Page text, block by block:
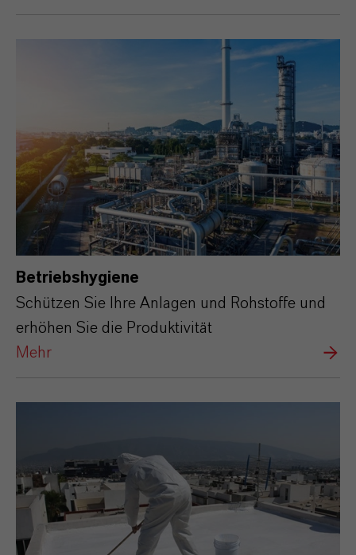
Betriebshygiene
Schützen Sie Ihre Anlagen und Rohstoffe und
erhöhen Sie die Produktivität
Mehr